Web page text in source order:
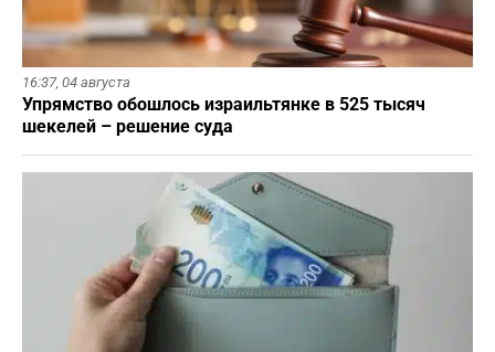
16:37, 04 августа
Упрямство обошлось израильтянке в 525 тысяч
шекелей – решение суда